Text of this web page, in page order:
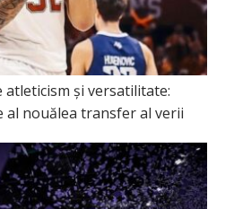
atleticism și versatilitate:
al nouălea transfer al verii